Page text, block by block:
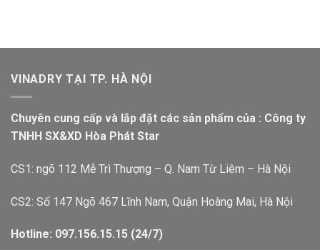
VINADRY TẠI TP. HÀ NỘI
Chuyên cung cấp và lắp đặt các sản phẩm của : Công ty
TNHH SX&XD Hòa Phát Star
CS1: ngõ 112 Mễ Trì Thượng – Q. Nam Từ Liêm – Hà Nội
CS2: Số 147 Ngõ 467 Lĩnh Nam, Quận Hoàng Mai, Hà Nội
Hotline: 097.156.15.15 (24/7)